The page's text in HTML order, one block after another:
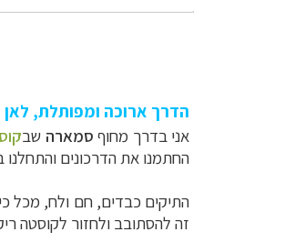
הדרך ארוכה ומפותלת, לאן
אני בדרך מחוף סמארה שב
החתמנו את הדרכונים והתחלנו בהליכה של כ- 2
התיקים כבדים, חם ולח, מכל
זה להסתובב ולחזור לקוסטה